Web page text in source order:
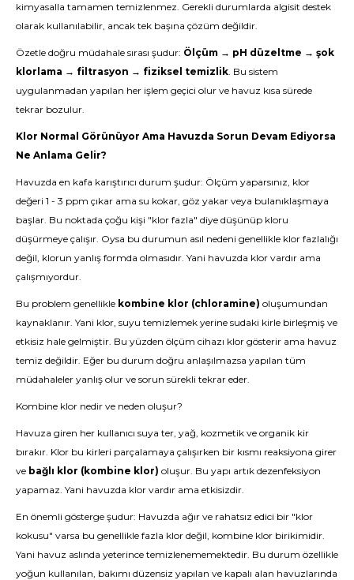
kimyasalla tamamen temizlenmez. Gerekli durumlarda algisit destek
olarak kullanılabilir, ancak tek başına çözüm değildir.
Özetle doğru müdahale sırası şudur: Ölçüm → pH düzeltme → şok
klorlama → filtrasyon → fiziksel temizlik. Bu sistem
uygulanmadan yapılan her işlem geçici olur ve havuz kısa sürede
tekrar bozulur.
Klor Normal Görünüyor Ama Havuzda Sorun Devam Ediyorsa
Ne Anlama Gelir?
Havuzda en kafa karıştırıcı durum şudur: Ölçüm yaparsınız, klor
değeri 1 - 3 ppm çıkar ama su kokar, göz yakar veya bulanıklaşmaya
başlar. Bu noktada çoğu kişi "klor fazla" diye düşünüp kloru
düşürmeye çalışır. Oysa bu durumun asıl nedeni genellikle klor fazlalığı
değil, klorun yanlış formda olmasıdır. Yani havuzda klor vardır ama
çalışmıyordur.
Bu problem genellikle kombine klor (chloramine) oluşumundan
kaynaklanır. Yani klor, suyu temizlemek yerine sudaki kirle birleşmiş ve
etkisiz hale gelmiştir. Bu yüzden ölçüm cihazı klor gösterir ama havuz
temiz değildir. Eğer bu durum doğru anlaşılmazsa yapılan tüm
müdahaleler yanlış olur ve sorun sürekli tekrar eder.
Kombine klor nedir ve neden oluşur?
Havuza giren her kullanıcı suya ter, yağ, kozmetik ve organik kir
bırakır. Klor bu kirleri parçalamaya çalışırken bir kısmı reaksiyona girer
ve bağlı klor (kombine klor) oluşur. Bu yapı artık dezenfeksiyon
yapamaz. Yani havuzda klor vardır ama etkisizdir.
En önemli gösterge şudur: Havuzda ağır ve rahatsız edici bir "klor
kokusu" varsa bu genellikle fazla klor değil, kombine klor birikimidir.
Yani havuz aslında yeterince temizlenememektedir. Bu durum özellikle
yoğun kullanılan, bakımı düzensiz yapılan ve kapalı alan havuzlarında